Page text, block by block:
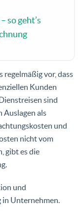
so geht’s
regelmäßig vor, dass
Kunden
sind
Auslagen als
und
nicht vom
gibt es die
und
in Unternehmen.